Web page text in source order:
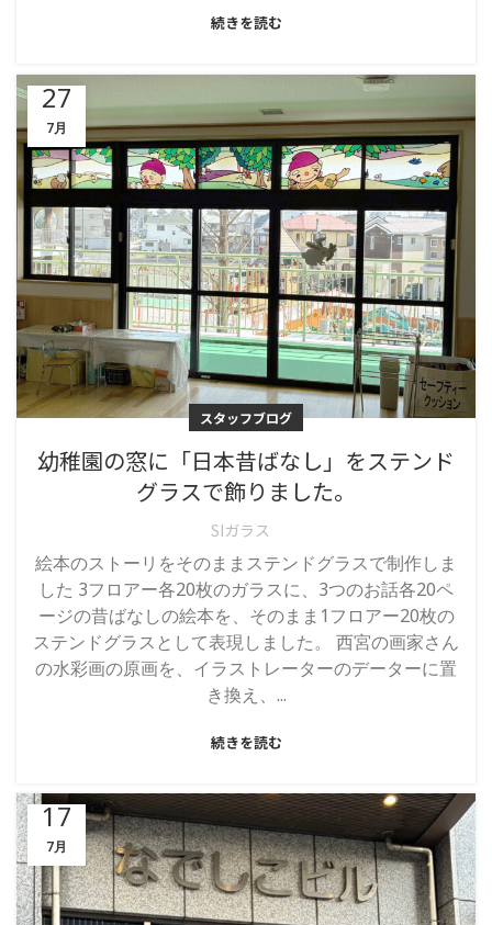
続きを読む
27
7月
スタッフブログ
幼稚園の窓に「日本昔ばなし」をステンド
グラスで飾りました。
SIガラス
絵本のストーリをそのままステンドグラスで制作しま
した 3フロアー各20枚のガラスに、3つのお話各20ペ
ージの昔ばなしの絵本を、そのまま1フロアー20枚の
ステンドグラスとして表現しました。 西宮の画家さん
の水彩画の原画を、イラストレーターのデーターに置
き換え、...
続きを読む
17
7月